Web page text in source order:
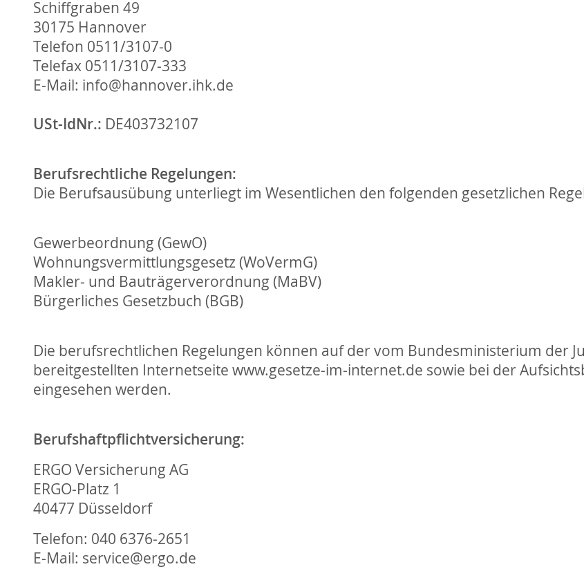
Schiffgraben 49
30175 Hannover
Telefon 0511/3107-0
Telefax 0511/3107-333
E-Mail: info@hannover.ihk.de
USt-IdNr.: DE403732107
Berufsrechtliche Regelungen:
Die Berufsausübung unterliegt im Wesentlichen den folgenden gesetzlichen
Gewerbeordnung (GewO)
Wohnungsvermittlungsgesetz (WoVermG)
Makler- und Bauträgerverordnung (MaBV)
Bürgerliches Gesetzbuch (BGB)
Die berufsrechtlichen Regelungen können auf der vom Bundesministerium der
bereitgestellten Internetseite www.gesetze-im-internet.de sowie bei der
eingesehen werden.
Berufshaftpflichtversicherung:
ERGO Versicherung AG
ERGO-Platz 1
40477 Düsseldorf
Telefon: 040 6376-2651
E-Mail: service@ergo.de